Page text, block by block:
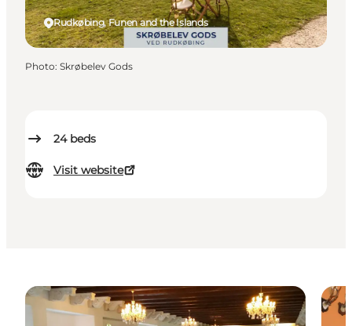
24 beds
Visit website
Rudkøbing, Funen and the Islands
Photo: Skrøbelev Gods